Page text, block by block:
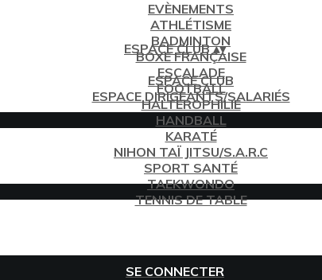
EVÈNEMENTS
ATHLÉTISME
BADMINTON
BOXE FRANÇAISE
ESCALADE
FOOTBALL
HALTÉROPHILIE
HANDBALL
KARATÉ
NIHON TAÏ JITSU/S.A.R.C
SPORT SANTÉ
TAEKWONDO
TENNIS DE TABLE
ESPACE CLUB▴▾
ESPACE CLUB
ESPACE DIRIGEANTS/SALARIÉS
SE CONNECTER